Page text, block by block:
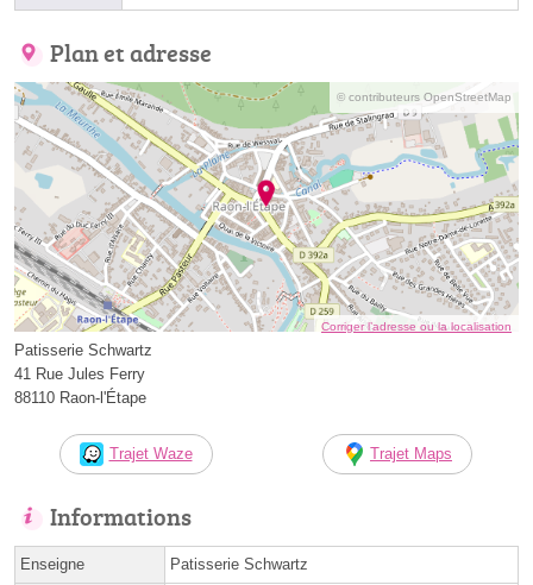
Plan et adresse
© contributeurs OpenStreetMap
Corriger l’adresse ou la localisation
Patisserie Schwartz
41 Rue Jules Ferry
88110 Raon-l'Étape
Trajet Waze Trajet Maps
Informations
Enseigne Patisserie Schwartz